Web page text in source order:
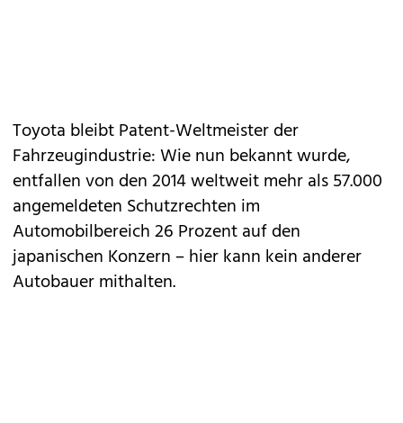
Toyota bleibt Patent-Weltmeister der
Fahrzeugindustrie: Wie nun bekannt wurde,
entfallen von den 2014 weltweit mehr als 57.000
angemeldeten Schutzrechten im
Automobilbereich 26 Prozent auf den
japanischen Konzern – hier kann kein anderer
Autobauer mithalten.